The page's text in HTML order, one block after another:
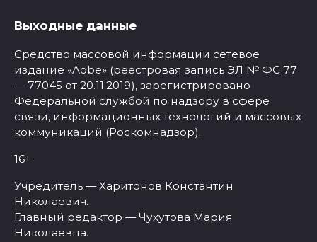
Выходные данные
Средство массовой информации сетевое
издание «Aobe» (реестровая запись ЭЛ № ФС 77
— 77045 от 20.11.2019), зарегистрировано
Федеральной службой по надзору в сфере
связи, информационных технологий и массовых
коммуникаций (Роскомнадзор).
16+
Учредитель — Харитонов Константин
Николаевич.
Главный редактор — Чухутова Мария
Николаевна.